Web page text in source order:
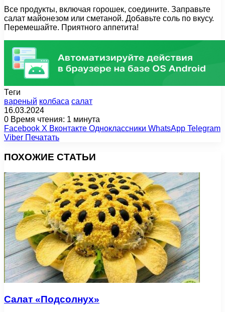
Все продукты, включая горошек, соедините. Заправьте
салат майонезом или сметаной. Добавьте соль по вкусу.
Перемешайте. Приятного аппетита!
Теги
вареный колбаса салат
16.03.2024
0 Время чтения: 1 минута
Facebook X Вконтакте Одноклассники WhatsApp Telegram
Viber Печатать
ПОХОЖИЕ СТАТЬИ
Салат «Подсолнух»